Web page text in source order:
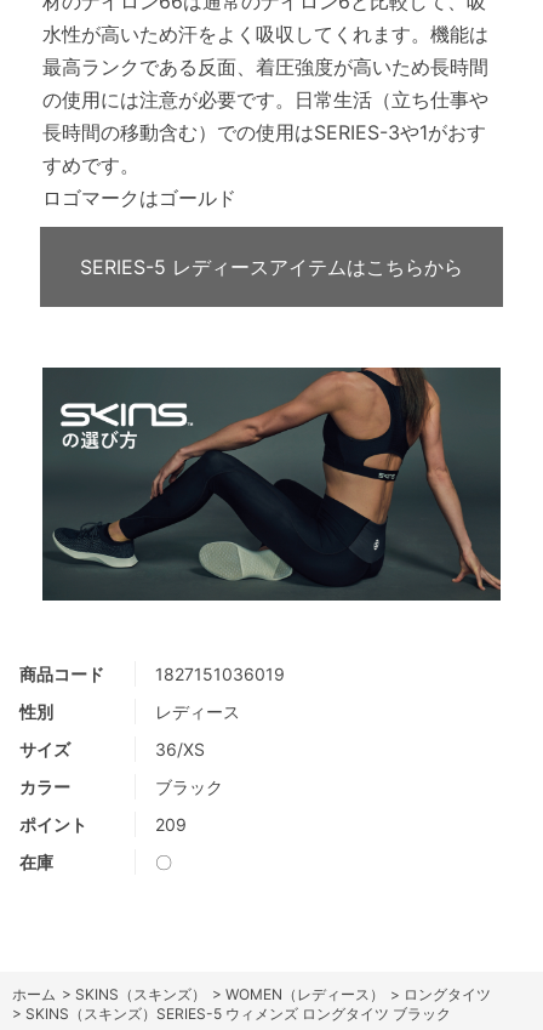
商品コード
1827151036019
性別
レディース
サイズ
36/XS
カラー
ブラック
ポイント
209
在庫
〇
水性が高いため汗をよく吸収してくれます。機能は
最高ランクである反面、着圧強度が高いため長時間
の使用には注意が必要です。日常生活（立ち仕事や
長時間の移動含む）での使用はSERIES-3や1がおす
すめです。
ロゴマークはゴールド
SERIES-5 レディースアイテムはこちらから
ホーム > SKINS（スキンズ） > WOMEN（レディース） > ロングタイツ
> SKINS（スキンズ）SERIES-5 ウィメンズ ロングタイツ ブラック